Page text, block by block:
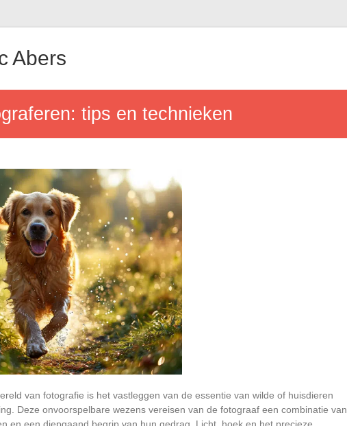
Abers
tips en technieken
van fotografie is het vastleggen van de essentie van wilde of huisdieren
Deze onvoorspelbare wezens vereisen van de fotograaf een combinatie van
en een diepgaand begrip van hun gedrag. Licht, hoek en het precieze